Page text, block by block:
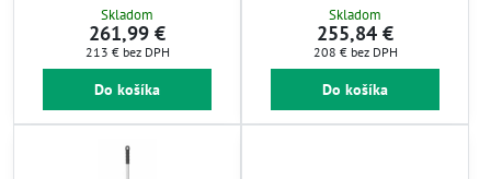
Skladom
261,99 €
213 € bez DPH
Do košíka
Skladom
255,84 €
208 € bez DPH
Do košíka